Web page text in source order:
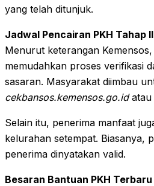
yang telah ditunjuk.
Jadwal Pencairan PKH Tahap
Menurut keterangan
memudahkan proses verifikasi
sasaran. Masyarakat diimbau
cekbansos.kemensos.go.idatau
Selain itu, penerima manfaat
kelurahan setempat. Biasanya,
penerima dinyatakan valid.
Besaran Bantuan PKH